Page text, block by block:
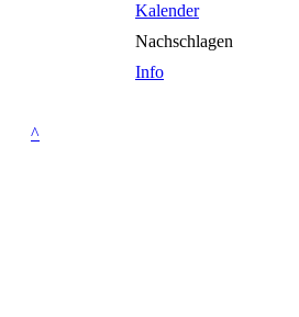
Kalender
Nachschlagen
Info
^